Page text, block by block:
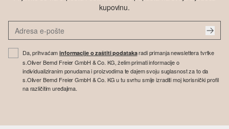
kupovinu.
Da, prihvaćaminformacije o zaštiti podatakaradi primanja newslettera tvrtke
s.Oliver Bernd Freier GmbH & Co. KG, želim primati informacije o
individualiziranim ponudama i proizvodima te dajem svoju suglasnost za to da
s.Oliver Bernd Freier GmbH & Co. KG u tu svrhu smije izraditi moj korisnički profil
na različitim uređajima.